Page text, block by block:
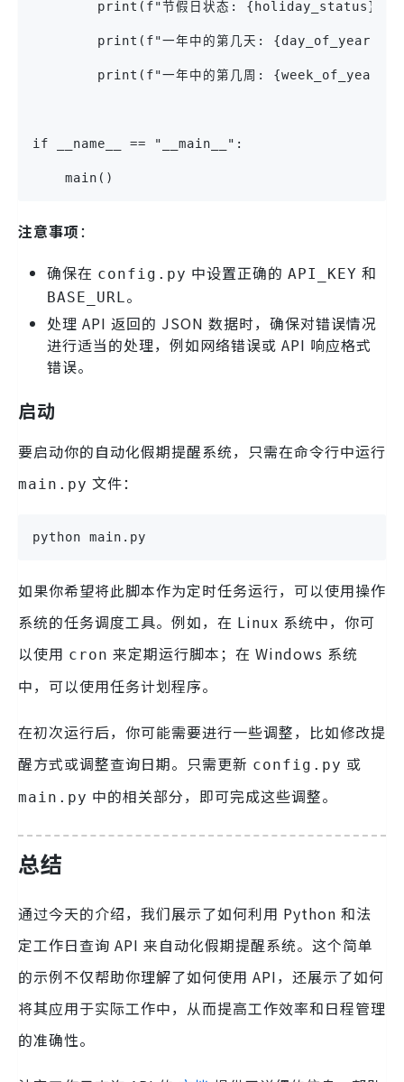
        print(f"节假日状态: {holiday_status}")
        print(f"一年中的第几天: {day_of_year}")
        print(f"一年中的第几周: {week_of_year}")
if __name__ == "__main__":
    main()
注意事项：
确保在 config.py 中设置正确的 API_KEY 和
BASE_URL 。
处理 API 返回的 JSON 数据时，确保对错误情况
进行适当的处理，例如网络错误或 API 响应格式
错误。
启动
要启动你的自动化假期提醒系统，只需在命令行中运行
main.py 文件：
python main.py
如果你希望将此脚本作为定时任务运行，可以使用操作
系统的任务调度工具。例如，在 Linux 系统中，你可
以使用 cron 来定期运行脚本；在 Windows 系统
中，可以使用任务计划程序。
在初次运行后，你可能需要进行一些调整，比如修改提
醒方式或调整查询日期。只需更新 config.py 或
main.py 中的相关部分，即可完成这些调整。
总结
通过今天的介绍，我们展示了如何利用 Python 和法
定工作日查询 API 来自动化假期提醒系统。这个简单
的示例不仅帮助你理解了如何使用 API，还展示了如何
将其应用于实际工作中，从而提高工作效率和日程管理
的准确性。